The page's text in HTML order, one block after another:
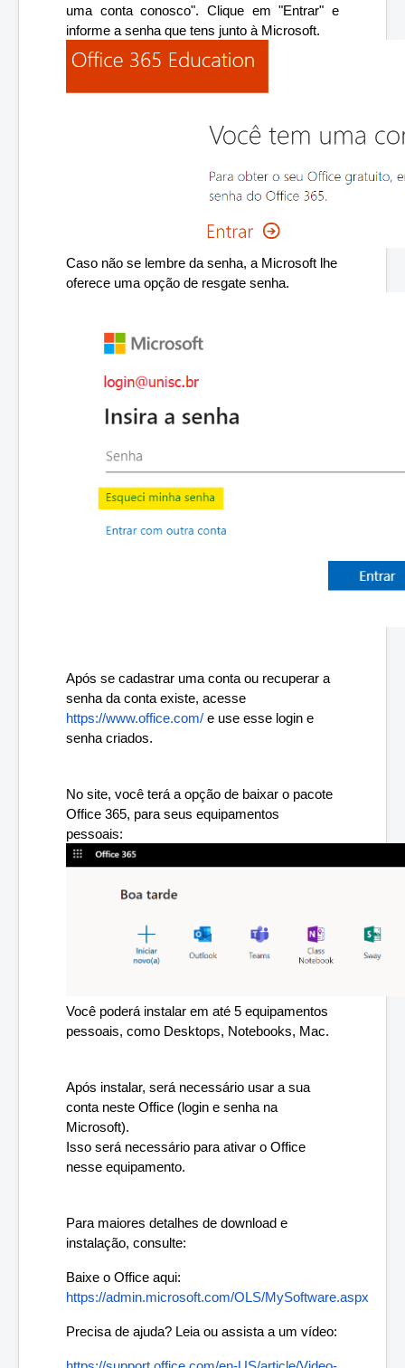
uma conta conosco". Clique em "Entrar" e
informe a senha que tens junto à Microsoft.
Caso não se lembre da senha, a Microsoft lhe
oferece uma opção de resgate senha.
Após se cadastrar uma conta ou recuperar a
https://www.office.com/ e use esse login e
senha criados.
No site, você terá a opção de baixar o pacote
Office 365, para seus equipamentos
pessoais:
Você poderá instalar em até 5 equipamentos
pessoais, como Desktops, Notebooks, Mac.
Após instalar, será necessário usar a sua
conta neste Office (login e senha na
Microsoft).
Isso será necessário para ativar o Office
nesse equipamento.
Para maiores detalhes de download e
instalação, consulte:
https://admin.microsoft.com/OLS/MySoftware.aspx
Precisa de ajuda? Leia ou assista a um vídeo: